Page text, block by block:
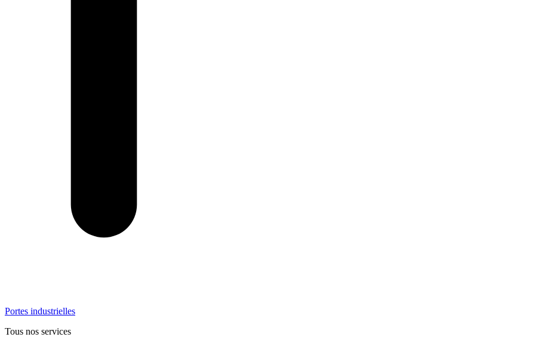
Portes industrielles
Tous nos services